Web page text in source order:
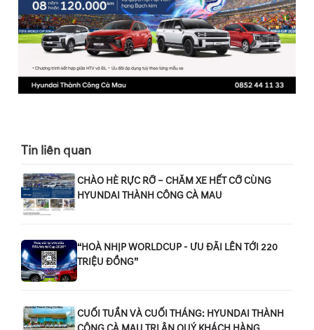
Tin liên quan
CHÀO HÈ RỰC RỠ – CHĂM XE HẾT CỠ CÙNG
HYUNDAI THÀNH CÔNG CÀ MAU
“HOÀ NHỊP WORLDCUP - ƯU ĐÃI LÊN TỚI 220
TRIỆU ĐỒNG”
CUỐI TUẦN VÀ CUỐI THÁNG: HYUNDAI THÀNH